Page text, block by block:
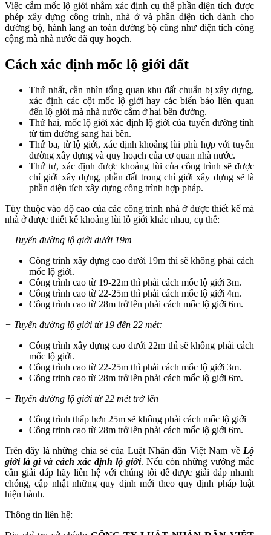
Việc cắm mốc lộ giới nhằm xác định cụ thể phần diện tích được
phép xây dựng công trình, nhà ở và phần diện tích dành cho
đường bộ, hành lang an toàn đường bộ cũng như diện tích công
cộng mà nhà nước đã quy hoạch.
Cách xác định mốc lộ giới đất
Thứ nhất, cần nhìn tổng quan khu đất chuẩn bị xây dựng,
xác định các cột mốc lộ giới hay các biển báo liên quan
đến lộ giới mà nhà nước cắm ở hai bên đường.
Thứ hai, mốc lộ giới xác định lộ giới của tuyến đường tính
từ tim đường sang hai bên.
Thứ ba, từ lộ giới, xác định khoảng lùi phù hợp với tuyến
đường xây dựng và quy hoạch của cơ quan nhà nước.
Thứ tư, xác định được khoảng lùi của công trình sẽ được
chỉ giới xây dựng, phần đất trong chỉ giới xây dựng sẽ là
phần diện tích xây dựng công trình hợp pháp.
Tùy thuộc vào độ cao của các công trình nhà ở được thiết kế mà
nhà ở được thiết kế khoảng lùi lỗ giới khác nhau, cụ thể:
+ Tuyến đường lộ giới dưới 19m
Công trình xây dựng cao dưới 19m thì sẽ không phải cách
mốc lộ giới.
Công trình cao từ 19-22m thì phải cách mốc lộ giới 3m.
Công trình cao từ 22-25m thì phải cách mốc lộ giới 4m.
Công trình cao từ 28m trở lên phải cách mốc lộ giới 6m.
+ Tuyến đường lộ giới từ 19 đến 22 mét:
Công trình xây dựng cao dưới 22m thì sẽ không phải cách
mốc lộ giới.
Công trình cao từ 22-25m thì phải cách mốc lộ giới 3m.
Công trinh cao từ 28m trở lên phải cách mốc lộ giới 6m.
+ Tuyến đường lộ giới từ 22 mét trở lên
Công trình thấp hơn 25m sẽ không phải cách mốc lộ giới
Công trinh cao từ 28m trở lên phải cách mốc lộ giới 6m.
Trên đây là những chia sẻ của Luật Nhân dân Việt Nam về Lộ
giới là gì và cách xác định lộ giới. Nếu còn những vướng mắc
cần giải đáp hãy liên hệ với chúng tôi để được giải đáp nhanh
chóng, cập nhật những quy định mới theo quy định pháp luật
hiện hành.
Thông tin liên hệ: